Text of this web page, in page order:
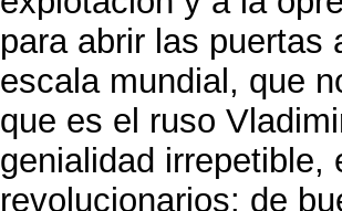
para abrir las puertas
escala mundial, que
que es el ruso
genialidad irrepetible,
revolucionarios: de